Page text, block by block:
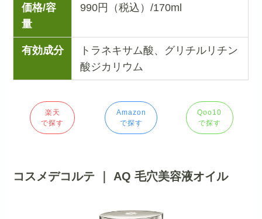
価格/容
量
990円（税込）/170ml
有効成分
トラネキサム酸、グリチルリチン
酸ジカリウム
楽天
で探す
Amazon
で探す
Qoo10
で探す
コスメデコルテ ｜ AQ 毛穴美容液オイル